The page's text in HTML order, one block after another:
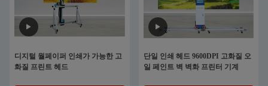
디지털 월페이퍼 인쇄가 가능한 고
화질 프린트 헤드
단일 인쇄 헤드 9600DPI 고화질 오
일 페인트 벽 벽화 프린터 기계